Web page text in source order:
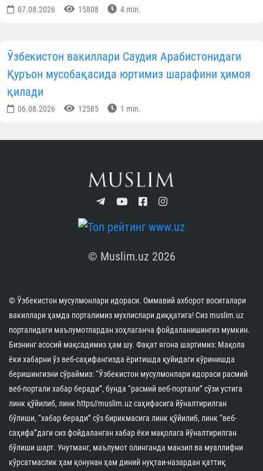
07.08.2026 15808 4 min.
Ўзбекистон вакиллари Саудия Арабистонидаги
Қуръон мусобақасида юртимиз шарафини ҳимоя
қилади
06.08.2026 12585 1 min.
© Muslim.uz 2026
© Ўзбекистон мусулмонлари идораси. Оммавий ахборот воситалари
вакиллари ҳамда порталимиз мухлислари диққатига! Сиз muslim.uz
порталидаги маълумотлардан хоҳлаганча фойдаланишингиз мумкин.
Бизнинг асосий мақсадимиз ҳам шу. Фақат ягона шартимиз: Мақола
ёки хабарни ўз веб-саҳифангизда ёритишда қуйидаги кўринишда
беришингизни сўраймиз: “Ўзбекистон мусулмонлари идораси расмий
веб-портали хабар беради”, бунда “расмий веб-портали” сўзи устига
линк қўйилиб, линк https//muslim.uz саҳифасига йўналтирилган
бўлиши, “хабар беради” сўз бирикмасига линк қўйилиб, линк “веб-
саҳифа”даги сиз фойдаланган хабар ёки мақолага йўналтирилган
бўлиши шарт. Унутманг, маълумот олинганда манзил ва муаллифни
кўрсатмаслик ҳам қонунан ҳам диний нуқтаи-назардан қаттиқ